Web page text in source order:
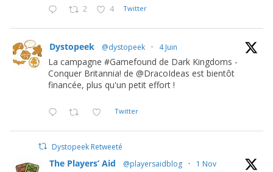
2 4 Twitter
Dystopeek @dystopeek · 4 Juin
La campagne #Gamefound de Dark Kingdoms -
Conquer Britannia! de @DracoIdeas est bientôt
financée, plus qu'un petit effort !
Twitter
Dystopeek Retweeté
The Players’ Aid @playersaidblog · 1 Nov